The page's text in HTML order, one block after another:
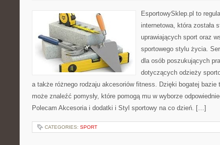
EsportowySklep.pl to
internetowa, która została
uprawiających sport oraz
sportowego stylu życia.
dla osób poszukujących
dotyczących odzieży
a także różnego rodzaju akcesoriów fitness. Dzięki bogatej
może znaleźć pomysły, które pomogą mu w wyborze
Polecam Akcesoria i dodatki i Styl sportowy na co dzień. […]
CATEGORIES: SPORT